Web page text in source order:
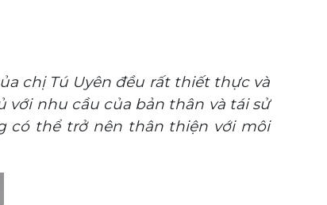
chị Tú Uyên đều rất thiết thực và
với nhu cầu của bản thân và tái sử
có thể trở nên thân thiện với môi